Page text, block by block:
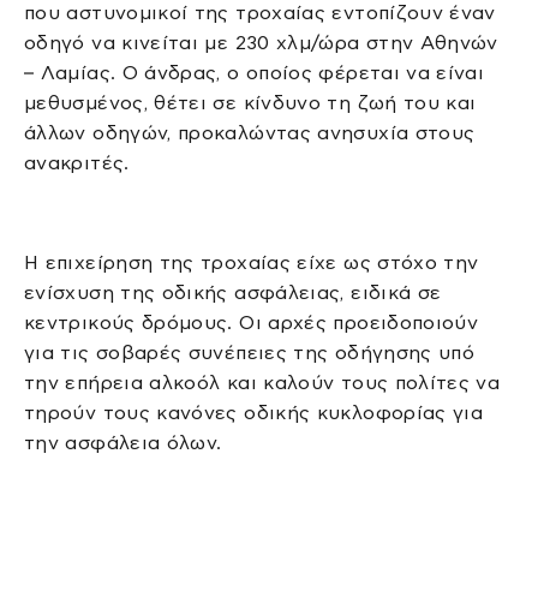
που αστυνομικοί της τροχαίας εντοπίζουν έναν
οδηγό να κινείται με 230 χλμ/ώρα στην Αθηνών
– Λαμίας. Ο άνδρας, ο οποίος φέρεται να είναι
μεθυσμένος, θέτει σε κίνδυνο τη ζωή του και
άλλων οδηγών, προκαλώντας ανησυχία στους
ανακριτές.
Η επιχείρηση της τροχαίας είχε ως στόχο την
ενίσχυση της οδικής ασφάλειας, ειδικά σε
κεντρικούς δρόμους. Οι αρχές προειδοποιούν
για τις σοβαρές συνέπειες της οδήγησης υπό
την επήρεια αλκοόλ και καλούν τους πολίτες να
τηρούν τους κανόνες οδικής κυκλοφορίας για
την ασφάλεια όλων.